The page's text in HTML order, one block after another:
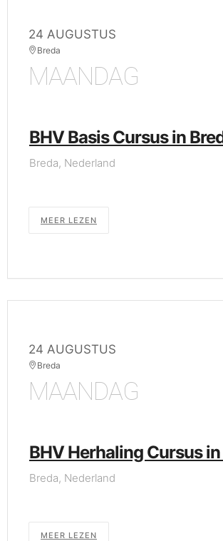
24 AUGUSTUS
Breda
MAANDAG
BHV Basis Cursus in
Breda, Nederland
MEER LEZEN
24 AUGUSTUS
Breda
MAANDAG
BHV Herhaling Cursus
Breda, Nederland
MEER LEZEN